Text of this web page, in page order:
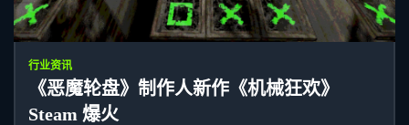
行业资讯
《恶魔轮盘》制作人新作《机械狂欢》
Steam 爆火